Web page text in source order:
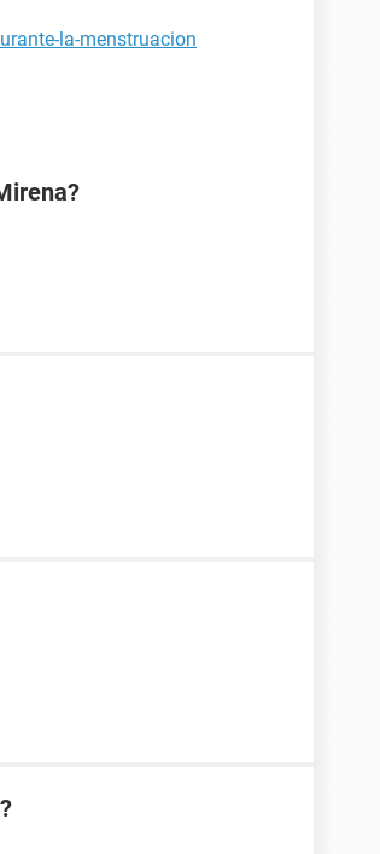
la-menstruacion